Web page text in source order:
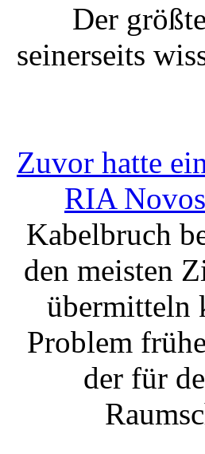
Der
seinerseits
Zuvor hatte
RIA
Kabelbruch
den meisten
übermitteln
Problem
der für